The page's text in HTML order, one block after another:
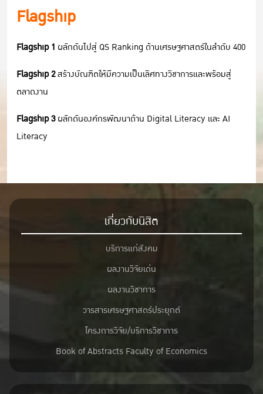
Flagship
Flagship 1 ผลักดันไปสู่ QS Ranking ด้านเศรษฐศาสตร์ในลำดับ 400
Flagship 2สร้างบัณฑิตให้มีความเป็นเลิศทางวิชาการและพร้อมสู่
ตลาดงาน
Flagship 3ผลักดันองค์กรพัฒนาด้าน Digital Literacy และ AI
Literacy
เกี่ยวกับนิสิต
บริการแก่สังคม
ผลงานวิจัยเด่น
ผลงานวิชาการ
วารสารเศรษฐศาสตร์ประยุกต์
โครงการวิจัย/บริการวิชาการ
Book of Abstracts Faculty of Economics